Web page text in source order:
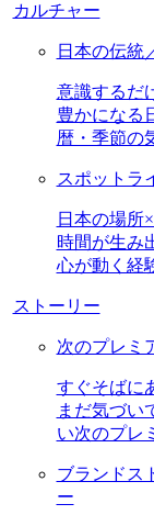
カルチャー
日本の伝統
意識するだ
豊かになる
暦・季節の
スポットラ
日本の場所
時間が生み
心が動く経
ストーリー
次のプレミ
すぐそばに
まだ気づい
い次のプレ
ブランドス
ー